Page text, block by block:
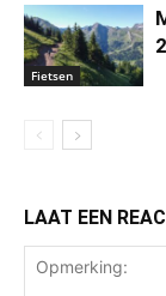
Fietsen
LAAT EEN